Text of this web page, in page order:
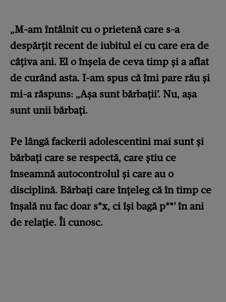
„M-am întâlnit cu o prietenă care s-a
despărțit recent de iubitul ei cu care era de
câţiva ani. El o înșela de ceva timp și a aflat
de curând asta. I-am spus că îmi pare rău și
mi-a răspuns: „Aşa sunt bărbaţii’. Nu, așa
sunt unii bărbaţi.
Pe lângă fackerii adolescentini mai sunt şi
bărbaţi care se respectă, care știu ce
înseamnă autocontrolul şi care au o
disciplină. Bărbaţi care înțeleg că în timp ce
înșală nu fac doar s*x, ci își bagă p**’ în ani
de relație. Îi cunosc.